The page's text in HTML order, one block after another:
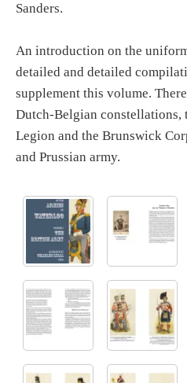
Sanders.
An introduction on the
detailed and detailed
supplement this volume.
Dutch-Belgian constellations,
Legion and the Brunswick
and Prussian army.